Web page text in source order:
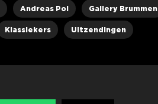
Andreas Pol Gallery Brummen
Klassiekers Uitzendingen